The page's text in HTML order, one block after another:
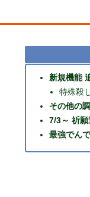
新規機能
特殊殺
その他の
7/3～ 祈
最強でん